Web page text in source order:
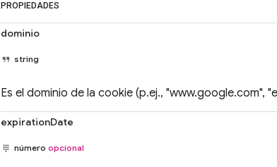
PROPIEDADES
dominio
string
Es el dominio de la cookie (p.ej., "www.google.com",
expirationDate
número opcional